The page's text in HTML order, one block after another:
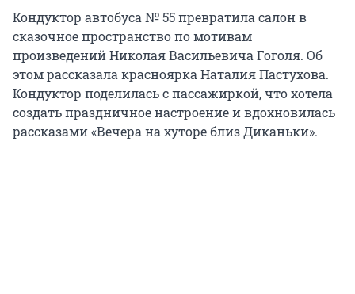
Кондуктор автобуса № 55 превратила салон в
сказочное пространство по мотивам
произведений Николая Васильевича Гоголя. Об
этом рассказала красноярка Наталия Пастухова.
Кондуктор поделилась с пассажиркой, что хотела
создать праздничное настроение и вдохновилась
рассказами «Вечера на хуторе близ Диканьки».